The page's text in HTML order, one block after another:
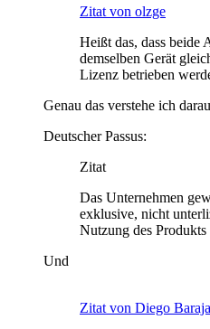
Zitat von olzge
Heißt das, dass beide
demselben Gerät
Lizenz betrieben
Genau das verstehe ich
Deutscher Passus:
Zitat
Das Unternehmen
exklusive, nicht
Nutzung des
Und
Zitat von Diego